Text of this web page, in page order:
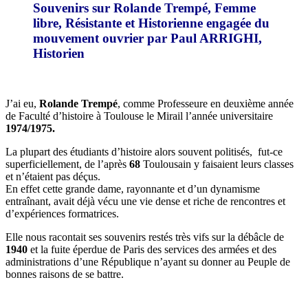
Souvenirs sur Rolande Trempé, Femme
libre, Résistante et Historienne engagée du
mouvement ouvrier par Paul ARRIGHI,
Historien
J’ai eu, Rolande Trempé, comme Professeure en deuxième année
de Faculté d’histoire à Toulouse le Mirail l’année universitaire
1974/1975.
La plupart des étudiants d’histoire alors souvent politisés, fut-ce
superficiellement, de l’après 68 Toulousain y faisaient leurs classes
et n’étaient pas déçus.
En effet cette grande dame, rayonnante et d’un dynamisme
entraînant, avait déjà vécu une vie dense et riche de rencontres et
d’expériences formatrices.
Elle nous racontait ses souvenirs restés très vifs sur la débâcle de
1940 et la fuite éperdue de Paris des services des armées et des
administrations d’une République n’ayant su donner au Peuple de
bonnes raisons de se battre.